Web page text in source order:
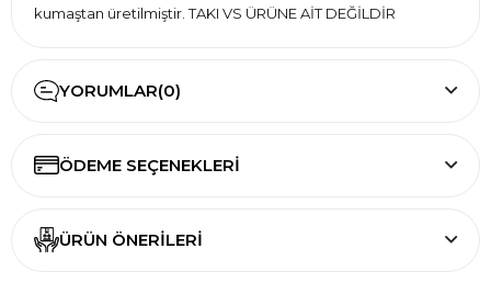
kumaştan üretilmiştir. TAKI VS ÜRÜNE AİT DEĞİLDİR
YORUMLAR(0)
ÖDEME SEÇENEKLERI
ÜRÜN ÖNERILERI